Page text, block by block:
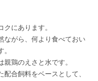
にあります。
ながら、何より食べておい
鶏のえさと水です。
合飼料をベースとして、